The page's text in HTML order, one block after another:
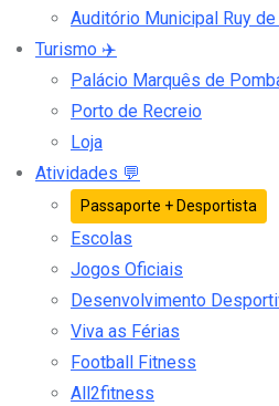
Auditório Municipal Ruy de
Turismo ✈️
Palácio Marquês de
Porto de Recreio
Loja
Atividades 💬
Passaporte + Desportista
Escolas
Jogos Oficiais
Desenvolvimento
Viva as Férias
Football Fitness
All2fitness